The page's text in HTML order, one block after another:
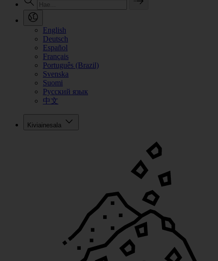
English
Deutsch
Español
Français
Português (Brazil)
Svenska
Suomi
Русский язык
中文
Kiviainesala